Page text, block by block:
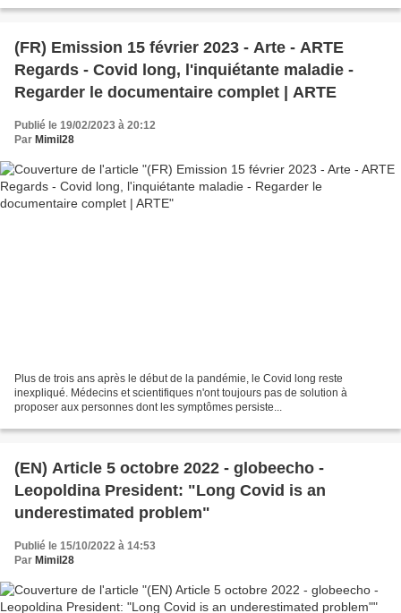
(FR) Emission 15 février 2023 - Arte - ARTE
Regards - Covid long, l'inquiétante maladie -
Regarder le documentaire complet | ARTE
Publié le 19/02/2023 à 20:12
Par Mimil28
Plus de trois ans après le début de la pandémie, le Covid long reste
inexpliqué. Médecins et scientifiques n'ont toujours pas de solution à
proposer aux personnes dont les symptômes persiste...
(EN) Article 5 octobre 2022 - globeecho -
Leopoldina President: "Long Covid is an
underestimated problem"
Publié le 15/10/2022 à 14:53
Par Mimil28